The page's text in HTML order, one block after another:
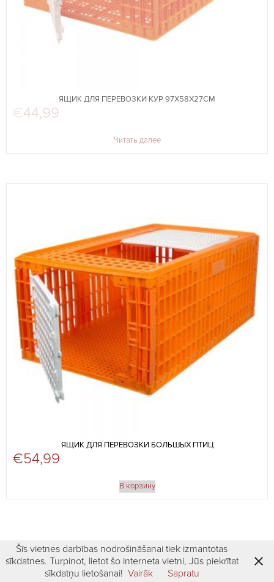
ЯЩИК ДЛЯ ПЕРЕВОЗКИ КУР 97Х58Х27СМ
€44,99
Читать далее
ЯЩИК ДЛЯ ПЕРЕВОЗКИ БОЛЬШЫХ ПТИЦ
€54,99
В корзину
Šīs vietnes darbības nodrošināšanai tiek izmantotas
sīkdatnes. Turpinot, lietot šo interneta vietni, Jūs piekrītat
sīkdatņu lietošanai! Vairāk Sapratu